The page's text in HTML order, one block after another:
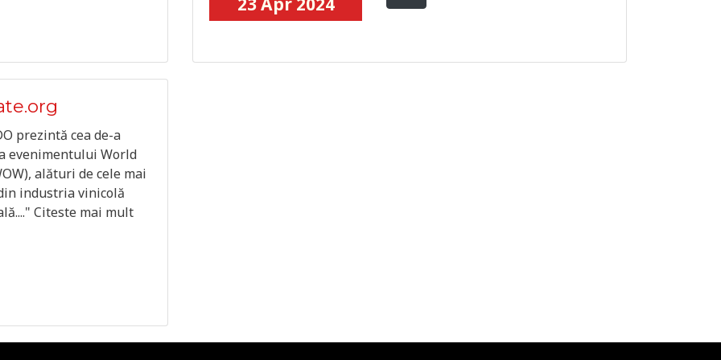
prezintă cea de-a
evenimentului World
alături de cele mai
industria vinicolă
Citeste mai mult